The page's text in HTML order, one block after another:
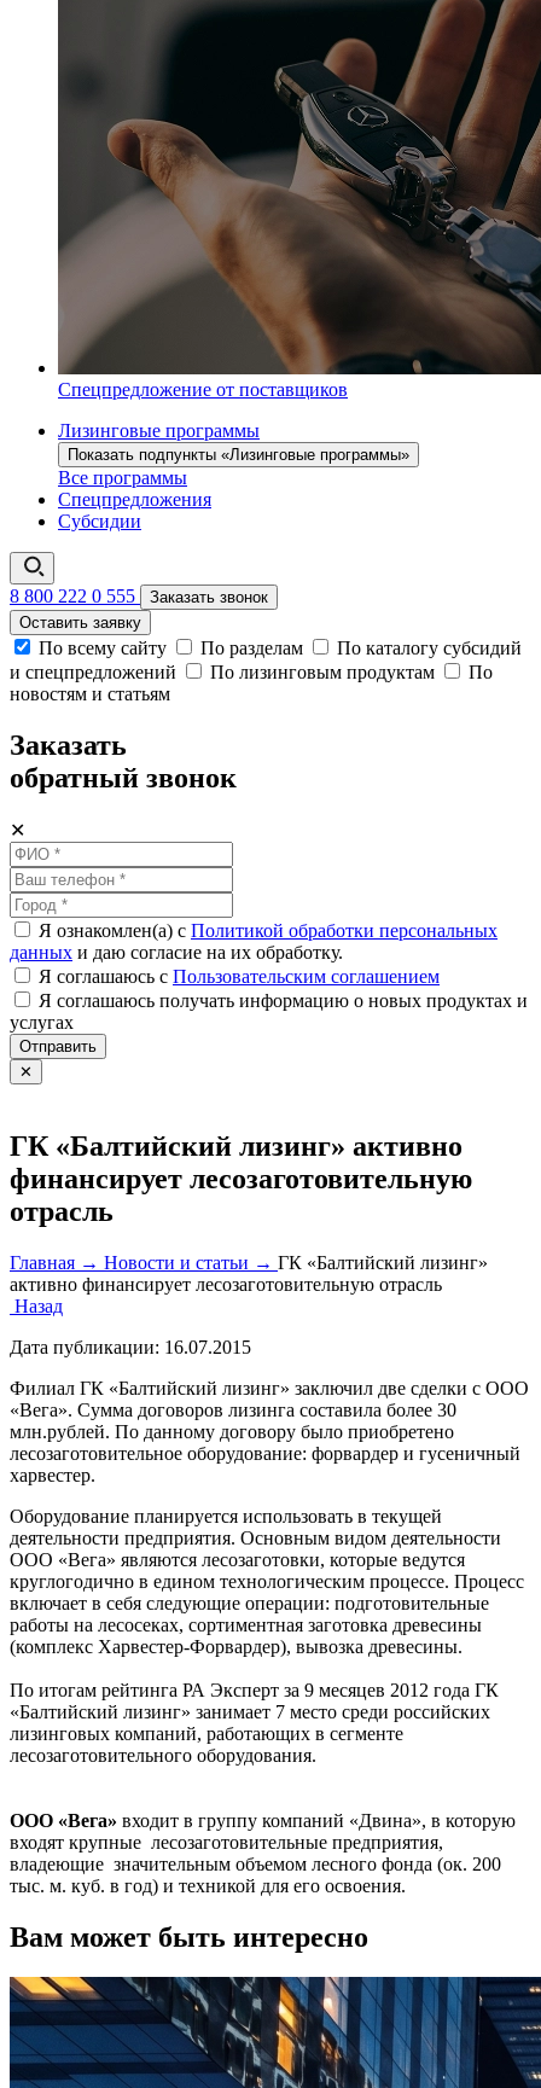
Спецпредложение от поставщиков
Лизинговые программы
Показать подпункты «Лизинговые программы»
Все программы
Спецпредложения
Субсидии
8 800 222 0 555
Заказать звонок
Оставить заявку
По всему сайту По разделам
По каталогу субсидий
и спецпредложений
По лизинговым продуктам
По
новостям и статьям
Заказать
обратный звонок
✕
Я ознакомлен(а) с Политикой обработки персональных
данных и даю согласие на их обработку.
Я соглашаюсь c Пользовательским соглашением
Я соглашаюсь получать информацию о новых продуктах и
услугах
Отправить
✕
ГК «Балтийский лизинг» активно
финансирует лесозаготовительную
отрасль
Главная → Новости и статьи → ГК «Балтийский лизинг»
активно финансирует лесозаготовительную отрасль
Назад
Дата публикации: 16.07.2015
Филиал ГК «Балтийский лизинг» заключил две сделки с ООО
«Вега». Сумма договоров лизинга составила более 30
млн.рублей. По данному договору было приобретено
лесозаготовительное оборудование: форвардер и гусеничный
харвестер.
Оборудование планируется использовать в текущей
деятельности предприятия. Основным видом деятельности
ООО «Вега» являются лесозаготовки, которые ведутся
круглогодично в едином технологическим процессе. Процесс
включает в себя следующие операции: подготовительные
работы на лесосеках, сортиментная заготовка древесины
(комплекс Харвестер-Форвардер), вывозка древесины.
По итогам рейтинга РА Эксперт за 9 месяцев 2012 года ГК
«Балтийский лизинг» занимает 7 место среди российских
лизинговых компаний, работающих в сегменте
лесозаготовительного оборудования.
ООО «Вега» входит в группу компаний «Двина», в которую
входят крупные лесозаготовительные предприятия,
владеющие значительным объемом лесного фонда (ок. 200
тыс. м. куб. в год) и техникой для его освоения.
Вам может быть интересно